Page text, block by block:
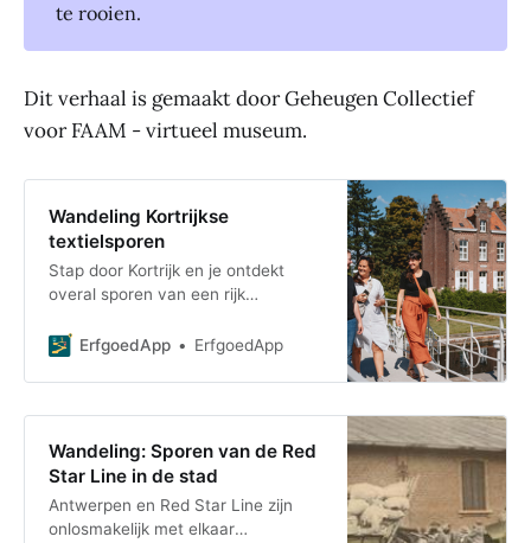
te rooien.
Dit verhaal is gemaakt door Geheugen Collectief
voor FAAM - virtueel museum.
Wandeling Kortrijkse
textielsporen
Stap door Kortrijk en je ontdekt
overal sporen van een rijk
fabrieksschoorstenen: deze gratis
ErfgoedApp ErfgoedApp
Wandeling: Sporen van de Red
Star Line in de stad
Antwerpen en Red Star Line zijn
onlosmakelijk met elkaar